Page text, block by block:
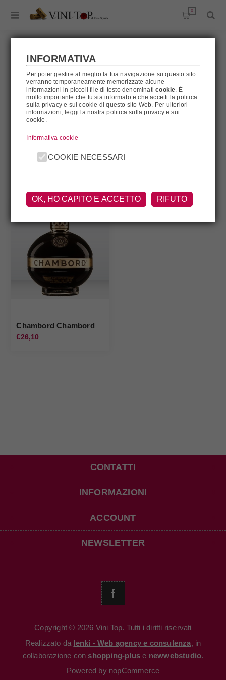
0
CHAMBORD
Chambord Chambord
€26,10
CONTATTI
INFORMAZIONI
ACCOUNT
NEWSLETTER
Copyright © 2026 Vini Top. Tutti i diritti riservati
Realizzato da Ienki - Web agency e consulenza, in
collaborazione con shopping-plus e newwebstudio.
Powered by nopCommerce
INFORMATIVA
Per poter gestire al meglio la tua navigazione su questo sito
verranno temporaneamente memorizzate alcune
informazioni in piccoli file di testo denominaticookie. È
molto importante che tu sia informato e che accetti la politica
sulla privacy e sui cookie di questo sito Web. Per ulteriori
informazioni, leggi la nostra politica sulla privacy e sui
cookie.
Informativa cookie
COOKIE NECESSARI
OK, HO CAPITO E ACCETTO RIFUTO